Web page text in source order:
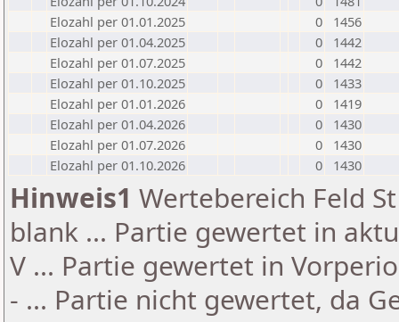
Elozahl per 01.01.2025
0
1456
Elozahl per 01.04.2025
0
1442
Elozahl per 01.07.2025
0
1442
Elozahl per 01.10.2025
0
1433
Elozahl per 01.01.2026
0
1419
Elozahl per 01.04.2026
0
1430
Elozahl per 01.07.2026
0
1430
Elozahl per 01.10.2026
0 1430
Hinweis1 Wertebereich Feld
blank ... Partie gewertet in
V ... Partie gewertet in
- ... Partie nicht gewertet, da